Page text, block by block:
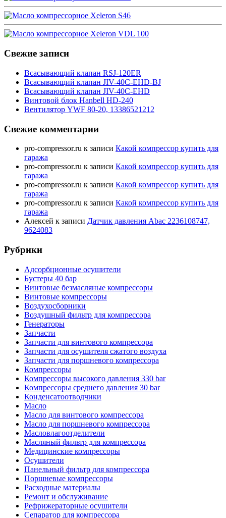
Свежие записи
Всасывающий клапан RSJ-120ER
Всасывающий клапан JIV-40C-EHD-BJ
Всасывающий клапан JIV-40C-EHD
Винтовой блок Hanbell HD-240
Вентилятор YWF 80-20, 13386521212
Свежие комментарии
pro-compressor.ru к записи Какой компрессор купить для
гаража
pro-compressor.ru к записи Какой компрессор купить для
гаража
pro-compressor.ru к записи Какой компрессор купить для
гаража
pro-compressor.ru к записи Какой компрессор купить для
гаража
Алексей к записи Датчик давления Abac 2236108747,
9624083
Рубрики
Адсорбционные осушители
Бустеры 40 бар
Винтовые безмасляные компрессоры
Винтовые компрессоры
Воздухосборники
Воздушный фильтр для компрессора
Генераторы
Запчасти
Запчасти для винтового компрессора
Запчасти для осушителя сжатого воздуха
Запчасти для поршневого компрессора
Компрессоры
Компрессоры высокого давления 330 bar
Компрессоры среднего давления 30 bar
Конденсатоотводчики
Масло
Масло для винтового компрессора
Масло для поршневого компрессора
Масловлагоотделители
Масляный фильтр для компрессора
Медицинские компрессоры
Осушители
Панельный фильтр для компрессора
Поршневые компрессоры
Расходные материалы
Ремонт и обслуживание
Рефрижераторные осушители
Сепаратор для компрессора